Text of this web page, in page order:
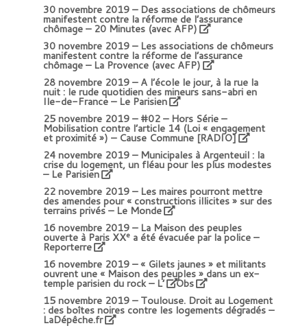
30 novembre 2019 –Des associations de chômeurs
manifestent contre la réforme de l’assurance
chômage – 20 Minutes (avec AFP)
30 novembre 2019 –Les associations de chômeurs
manifestent contre la réforme de l’assurance
chômage – La Provence (avec AFP)
28 novembre 2019 –A l’école le jour, à la rue la
nuit : le rude quotidien des mineurs sans-abri en
Ile-de-France – Le Parisien
25 novembre 2019 –#02 – Hors Série –
Mobilisation contre l’article 14 (Loi « engagement
et proximité ») – Cause Commune [RADIO]
24 novembre 2019 –Municipales à Argenteuil : la
crise du logement, un fléau pour les plus modestes
– Le Parisien
22 novembre 2019 –Les maires pourront mettre
des amendes pour « constructions illicites » sur des
terrains privés – Le Monde
16 novembre 2019 –La Maison des peuples
ouverte à Paris XXea été évacuée par la police –
Reporterre
16 novembre 2019 –« Gilets jaunes » et militants
ouvrent une « Maison des peuples » dans un ex-
temple parisien du rock – L’
Obs
15 novembre 2019 –Toulouse. Droit au Logement
: des boîtes noires contre les logements dégradés –
LaDépêche.fr